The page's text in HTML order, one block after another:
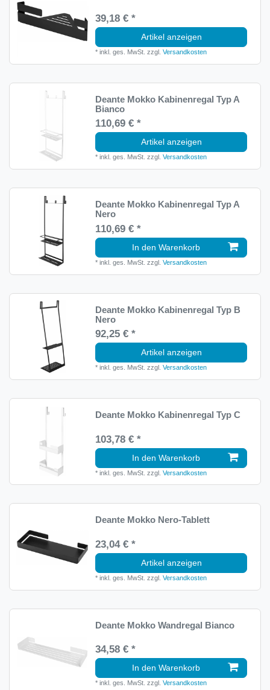
39,18 € *
Artikel anzeigen
*inkl. ges. MwSt. zzgl.Versandkosten
Deante Mokko Kabinenregal Typ A
Bianco
110,69 € *
Artikel anzeigen
*inkl. ges. MwSt. zzgl.Versandkosten
Deante Mokko Kabinenregal Typ A
Nero
110,69 € *
In den Warenkorb
*inkl. ges. MwSt. zzgl.Versandkosten
Deante Mokko Kabinenregal Typ B
Nero
92,25 € *
Artikel anzeigen
*inkl. ges. MwSt. zzgl.Versandkosten
Deante Mokko Kabinenregal Typ C
103,78 € *
In den Warenkorb
*inkl. ges. MwSt. zzgl.Versandkosten
Deante Mokko Nero-Tablett
23,04 € *
Artikel anzeigen
*inkl. ges. MwSt. zzgl.Versandkosten
Deante Mokko Wandregal Bianco
34,58 € *
In den Warenkorb
*inkl. ges. MwSt. zzgl.Versandkosten